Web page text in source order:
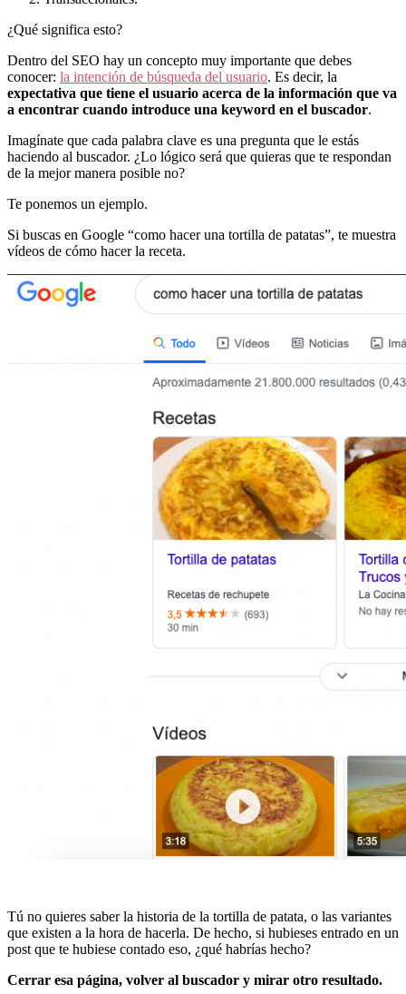
¿Qué significa esto?
Dentro del SEO hay un concepto muy importante que debes
conocer: la intención de búsqueda del usuario. Es decir, la
expectativa que tiene el usuario acerca de la información que va
a encontrar cuando introduce una keyword en el buscador.
Imagínate que cada palabra clave es una pregunta que le estás
haciendo al buscador. ¿Lo lógico será que quieras que te respondan
de la mejor manera posible no?
Te ponemos un ejemplo.
Si buscas en Google “como hacer una tortilla de patatas”, te muestra
vídeos de cómo hacer la receta.
Tú no quieres saber la historia de la tortilla de patata, o las variantes
que existen a la hora de hacerla. De hecho, si hubieses entrado en un
post que te hubiese contado eso, ¿qué habrías hecho?
Cerrar esa página, volver al buscador y mirar otro resultado.